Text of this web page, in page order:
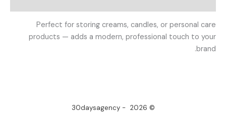
Perfect for storing creams, candles, or personal care
products — adds a modern, professional touch to your
brand.
© 2026 - 30daysagency